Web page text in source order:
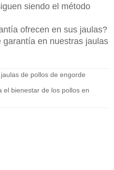
siendo el método
ofrecen en sus jaulas?
en nuestras jaulas
de pollos de engorde
el bienestar de los pollos en